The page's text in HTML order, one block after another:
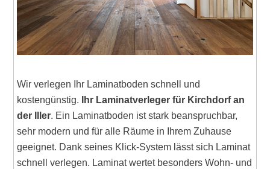
Wir verlegen Ihr Laminatboden schnell und
kostengünstig.
Ihr Laminatverleger für Kirchdorf an
der Iller. Ein Laminatboden ist stark beanspruchbar,
sehr modern und für alle Räume in Ihrem Zuhause
geeignet. Dank seines Klick-System lässt sich Laminat
schnell verlegen. Laminat wertet besonders Wohn- und